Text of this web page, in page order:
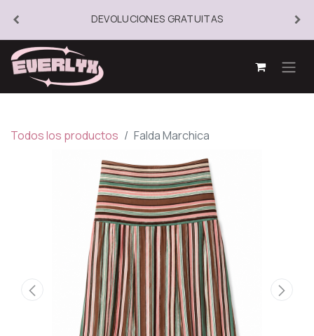
DEVOLUCIONES GRATUITAS
Todos los productos Falda Marchica